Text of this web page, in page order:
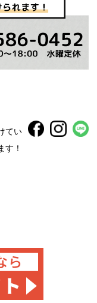
てい
す！